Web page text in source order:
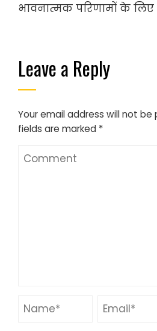
भावनात्मक परिणामों के
Leave a Reply
Your email address will not be
fields are marked *